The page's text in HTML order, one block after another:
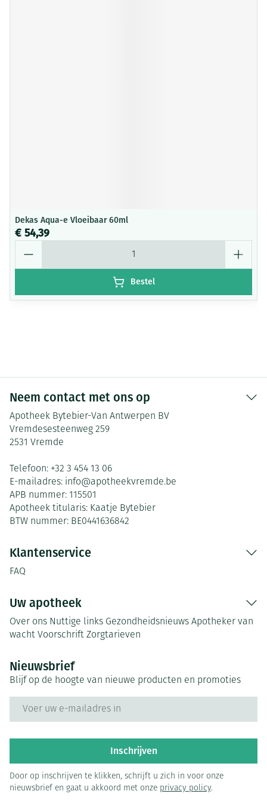
Dekas Aqua-e Vloeibaar 60ml
€ 54,39
Bestel
Neem contact met ons op
Apotheek Bytebier-Van Antwerpen BV
Vremdesesteenweg 259
2531 Vremde
Telefoon: +32 3 454 13 06
E-mailadres: info@apotheekvremde.be
APB nummer: 115501
Apotheek titularis: Kaatje Bytebier
BTW nummer: BE0441636842
Klantenservice
FAQ
Uw apotheek
Over ons Nuttige links Gezondheidsnieuws Apotheker van
wacht Voorschrift Zorgtarieven
Nieuwsbrief
Blijf op de hoogte van nieuwe producten en promoties
Inschrijven
Door op inschrijven te klikken, schrijft u zich in voor onze
nieuwsbrief en gaat u akkoord met onze privacy policy.